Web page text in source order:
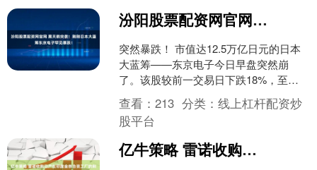
汾阳股票配资网官网 黑天鹅突袭！刚刚日本大蓝筹东京电子罕见暴跌！
突然暴跌！ 市值达12.5万亿日元的日本
大蓝筹——东京电子今日早盘突然崩
了。该股较前一交易日下跌18%，至
22330日元，创下约一年来最大盘中跌
幅。该公司大幅下....
查看：213 分类：线上杠杆配资炒
股平台
亿牛策略 雷诺收购日产在印度金奈合资工厂的剩余股权